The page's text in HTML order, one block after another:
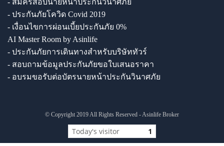
- ประกันภัยโควิด Covid 2019
- เงื่อนไขการผ่อนเบี้ยประกันภัย 0%
AI Master Room by Asinlife
- ประกันภัยการเดินทางสำหรับบริษัททัวร์
- สอบถามข้อมูลประกันภัยขอใบเสนอราคา
- อบรมขอรับต่อบัตรนายหน้าประกันวินาศภัย
© Copyright 2019 All Rights Reserved - Asinlife Broker
Today's visitor 1